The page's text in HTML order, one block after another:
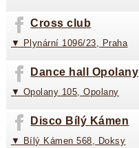
Cross club
▼ Plynární 1096/23, Praha
Dance hall Opolany
▼ Opolany 105, Opolany
Disco Bílý Kámen
▼ Bílý Kámen 568, Doksy